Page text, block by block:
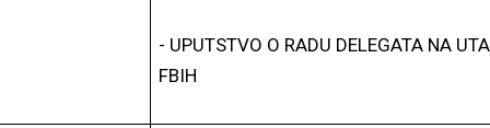
- UPUTSTVO O RADU DELEGATA NA
FBIH